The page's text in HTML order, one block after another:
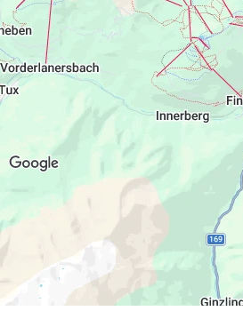
1 Parkplatz vor dem Haus.
Mit Aufzug.
Toaster, Mixer, Kühlschrank und
Separates WC
Großräumiger Flur mit Garderobe
Zentrale Infrarotheizung und
Bettwäsche, Handtücher und
WIFI in allen Räumen.
1 Parkplatz vor dem Haus.
Mit Aufzug.